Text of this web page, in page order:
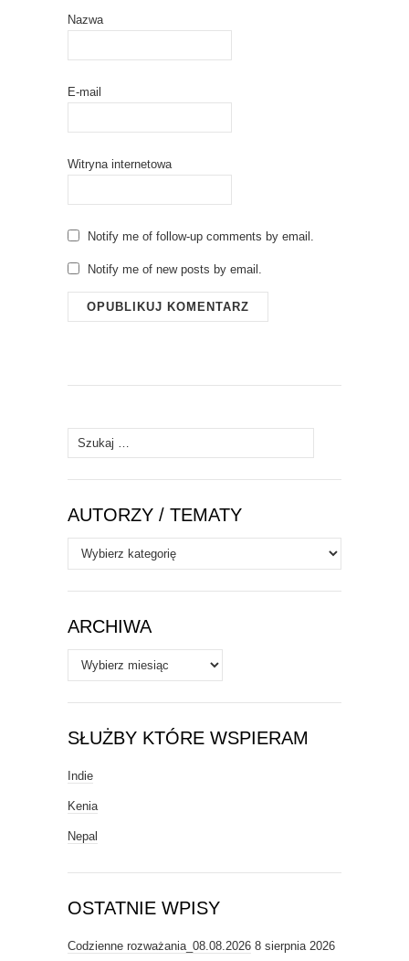
Nazwa
E-mail
Witryna internetowa
Notify me of follow-up comments by email.
Notify me of new posts by email.
Szukaj:
AUTORZY / TEMATY
Autorzy
/
Tematy
ARCHIWA
Archiwa
SŁUŻBY KTÓRE WSPIERAM
Indie
Kenia
Nepal
OSTATNIE WPISY
Codzienne rozważania_08.08.2026 8 sierpnia 2026